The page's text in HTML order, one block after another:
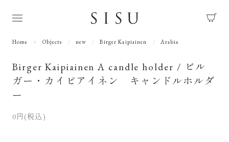
Home Objects new Birger Kaipiainen Arabia
Birger Kaipiainen A candle holder / ビル
ガー・カイピアイネン キャンドルホルダ
ー
0円(税込)